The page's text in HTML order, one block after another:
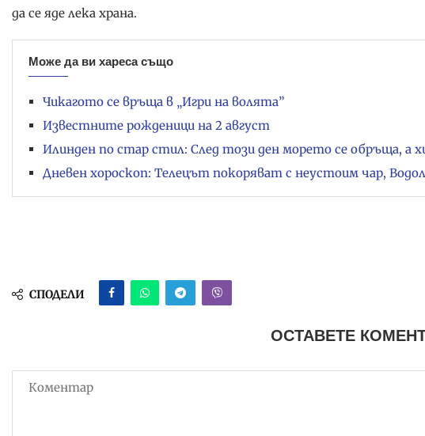
да се яде лека храна.
Може да ви хареса също
Чикагото се връща в „Игри на волята”
Известните рожденици на 2 август
Илинден по стар стил: След този ден морето се обръща, а
Дневен хороскоп: Телецът покоряват с неустоим чар,
СПОДЕЛИ
ОСТАВЕТЕ